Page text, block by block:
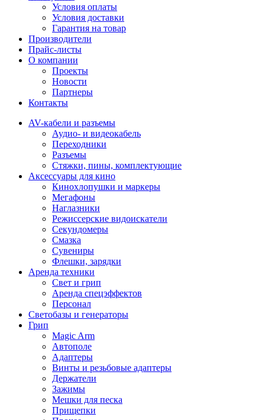
Условия оплаты
Условия доставки
Гарантия на товар
Производители
Прайс-листы
О компании
Проекты
Новости
Партнеры
Контакты
AV-кабели и разъемы
Аудио- и видеокабель
Переходники
Разъемы
Стяжки, пины, комплектующие
Аксессуары для кино
Кинохлопушки и маркеры
Мегафоны
Наглазники
Режиссерские видоискатели
Секундомеры
Смазка
Сувениры
Флешки, зарядки
Аренда техники
Свет и грип
Аренда спецэффектов
Персонал
Светобазы и генераторы
Грип
Magic Arm
Автополе
Адаптеры
Винты и резьбовые адаптеры
Держатели
Зажимы
Мешки для песка
Прищепки